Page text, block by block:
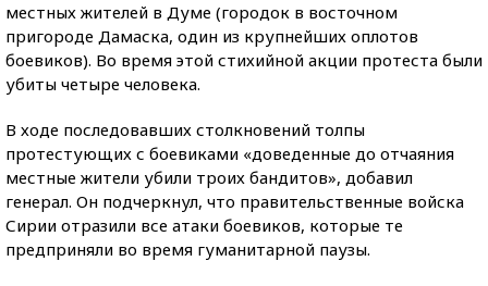
местных жителей в Думе (городок в восточном
пригороде Дамаска, один из крупнейших оплотов
боевиков). Во время этой стихийной акции протеста были
убиты четыре человека.
В ходе последовавших столкновений толпы
протестующих с боевиками «доведенные до отчаяния
местные жители убили троих бандитов», добавил
генерал. Он подчеркнул, что правительственные войска
Сирии отразили все атаки боевиков, которые те
предприняли во время гуманитарной паузы.